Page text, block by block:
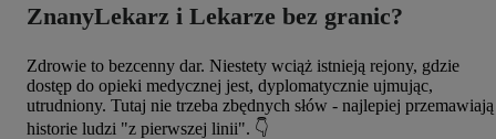
ZnanyLekarz i Lekarze bez granic?
Zdrowie to bezcenny dar. Niestety wciąż istnieją rejony, gdzie
dostęp do opieki medycznej jest, dyplomatycznie ujmując,
utrudniony. Tutaj nie trzeba zbędnych słów - najlepiej przemawiają
historie ludzi "z pierwszej linii". 👇